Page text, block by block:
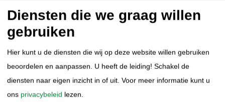
zowel de Braziliaanse als Argentijnse zijde
Ervaar de energieke sfeer van Rio de Janeiro tijdens het
wereldberoemde carnaval
Ontdek iconische wijken zoals Copacabana en Ipanema
per fiets langs de kust
Geniet van panoramische uitzichten over Rio vanaf
bergen en boulevardes
Beleef samba, muziek en kleurrijke parades in het
Diensten die we graag willen
gebruiken
Hier kunt u de diensten die wij op deze website willen gebruiken
beoordelen en aanpassen. U heeft de leiding! Schakel de
diensten naar eigen inzicht in of uit. Voor meer informatie kunt u
ons privacybeleid lezen.